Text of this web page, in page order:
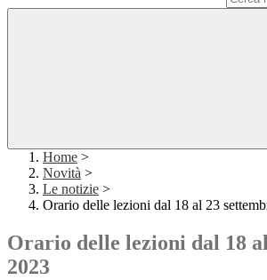
Home >
Novità >
Le notizie >
Orario delle lezioni dal 18 al 23
Orario delle lezioni dal 18
2023